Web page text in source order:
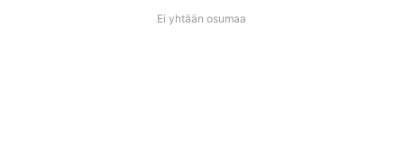
Ei yhtään osumaa